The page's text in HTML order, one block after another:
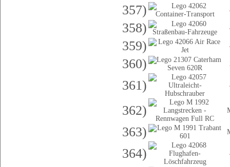
357)
358)
359)
360)
361)
362)
363)
364)